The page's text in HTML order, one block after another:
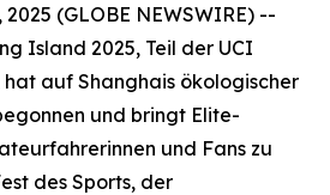
(GLOBE NEWSWIRE) --
Island 2025, Teil der UCI
hat auf Shanghais ökologischer
und bringt Elite-
und Fans zu
des Sports, der